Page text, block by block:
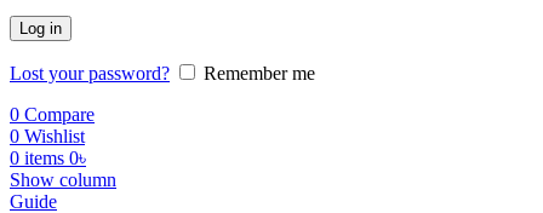
Log in
Lost your password?
Remember me
0 Compare
0 Wishlist
0 items 0৳
Show column
Guide